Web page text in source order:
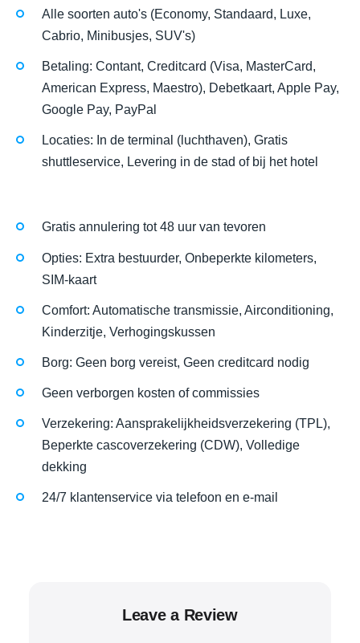
Alle soorten auto's (Economy, Standaard, Luxe,
Cabrio, Minibusjes, SUV's)
Betaling: Contant, Creditcard (Visa, MasterCard,
American Express, Maestro), Debetkaart, Apple Pay,
Google Pay, PayPal
Locaties: In de terminal (luchthaven), Gratis
shuttleservice, Levering in de stad of bij het hotel
Gratis annulering tot 48 uur van tevoren
Opties: Extra bestuurder, Onbeperkte kilometers,
SIM-kaart
Comfort: Automatische transmissie, Airconditioning,
Kinderzitje, Verhogingskussen
Borg: Geen borg vereist, Geen creditcard nodig
Geen verborgen kosten of commissies
Verzekering: Aansprakelijkheidsverzekering (TPL),
Beperkte cascoverzekering (CDW), Volledige
dekking
24/7 klantenservice via telefoon en e-mail
Leave a Review